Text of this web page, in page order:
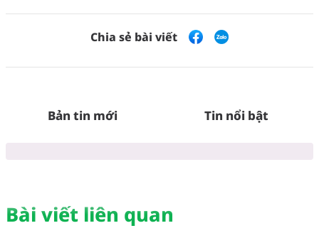
Chia sẻ bài viết
Bản tin mới Tin nổi bật
Bài viết liên quan